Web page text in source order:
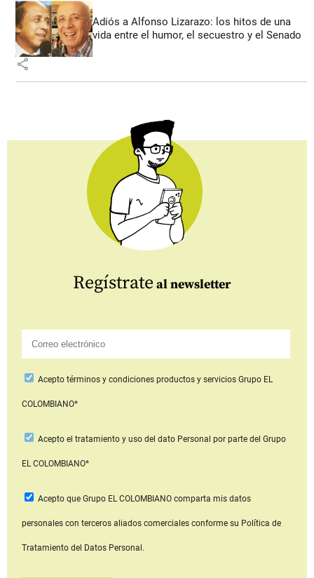
Adiós a Alfonso Lizarazo: los hitos de una
vida entre el humor, el secuestro y el Senado
share
Regístrate al newsletter
Aceptotérminos y condiciones productos y serviciosGrupo EL
COLOMBIANO*
Acepto el tratamiento y uso del dato Personal por parte del Grupo
EL COLOMBIANO*
Acepto que Grupo EL COLOMBIANOcomparta mis datos
personales con terceros aliados comerciales conforme su Política de
Tratamiento del Datos Personal.